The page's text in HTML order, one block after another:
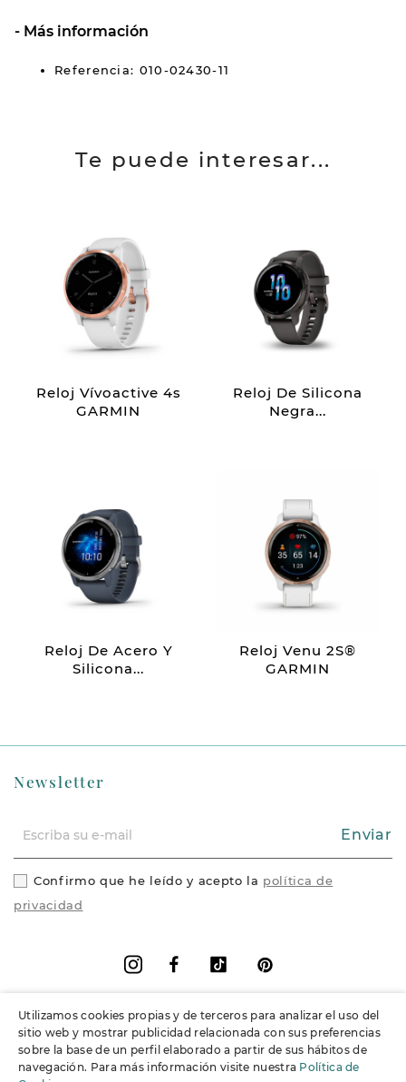
Más información
Referencia: 010-02430-11
Te puede interesar...
Reloj Vívoactive 4s
GARMIN
Reloj De Silicona
Negra...
Reloj De Acero Y
Silicona...
Reloj Venu 2S®
GARMIN
Información
Newsletter
Enviar
Confirmo que he leído y acepto la política de
privacidad
FacebookVimeo
Instagram
Utilizamos cookies propias y de terceros para analizar el uso del
sitio web y mostrar publicidad relacionada con sus preferencias
sobre la base de un perfil elaborado a partir de sus hábitos de
navegación. Para más información visite nuestra Política de